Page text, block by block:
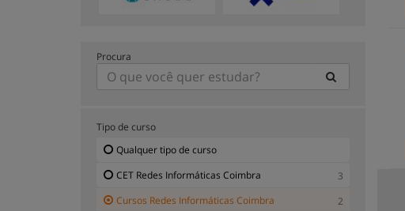
Procura
Tipo de curso
Qualquer tipo de curso
CET Redes Informáticas Coimbra
3
Cursos Redes Informáticas Coimbra
2